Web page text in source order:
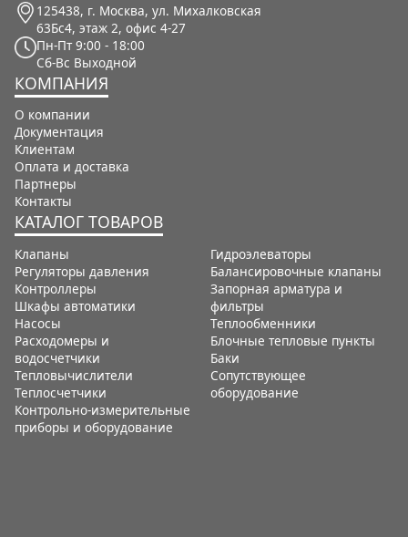
125438, г. Москва, ул. Михалковская
63Бс4, этаж 2, офис 4-27
Пн-Пт9:00 - 18:00
Сб-Вс Выходной
КОМПАНИЯ
О компании
Документация
Клиентам
Оплата и доставка
Партнеры
Контакты
КАТАЛОГ ТОВАРОВ
Клапаны
Регуляторы давления
Контроллеры
Шкафы автоматики
Насосы
Расходомеры и
водосчетчики
Тепловычислители
Теплосчетчики
Контрольно-измерительные
приборы и оборудование
Гидроэлеваторы
Балансировочные клапаны
Запорная арматура и
фильтры
Теплообменники
Блочные тепловые пункты
Баки
Сопутствующее
оборудование